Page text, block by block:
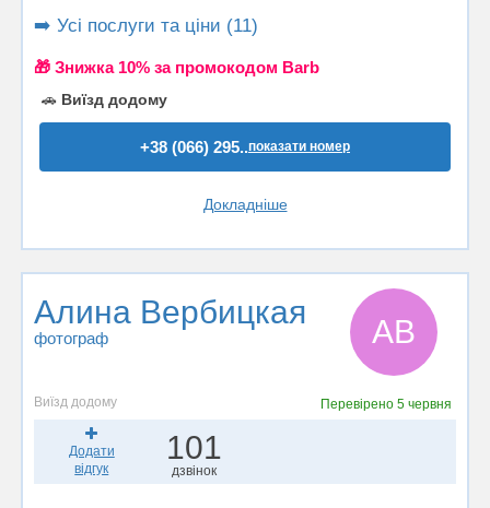
➡️ Усі послуги та ціни (11)
🎁 Знижка 10% за промокодом Barb
🚗 Виїзд додому
+38 (066) 295..показати номер
Докладніше
Алина Вербицкая
фотограф АВ
Виїзд додому Перевірено 5 червня
Додати
відгук
101
дзвінок